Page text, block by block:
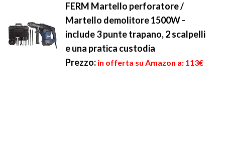
FERM Martello perforatore /
Martello demolitore 1500W -
include 3 punte trapano, 2 scalpelli
e una pratica custodia
Prezzo: in offerta su Amazon a: 113€